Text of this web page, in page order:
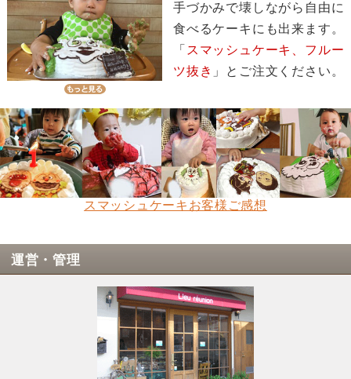
手づかみで壊しながら自由に
食べるケーキにも出来ます。
「 スマッシュケーキ、フルー
ツ抜き 」とご注文ください。
スマッシュケーキお客様ご感想
運営・管理